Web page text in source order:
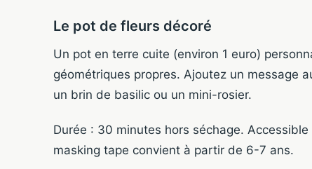
Le pot de fleurs décoré
Un pot en terre cuite (environ 1 euro)
géométriques propres. Ajoutez un message
un brin de basilic ou un mini-rosier.
Durée : 30 minutes hors séchage.
masking tape convient à partir de 6-7 ans.